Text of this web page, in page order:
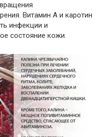
Витамин А и каротин
инфекции и
состояние кожи.